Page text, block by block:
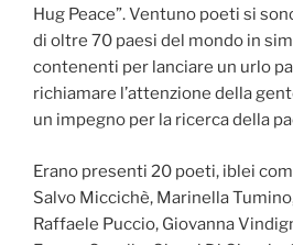
Hug Peace”. Ventuno poeti si
di oltre 70 paesi del mondo in
contenenti per lanciare un urlo
richiamare l’attenzione della
un impegno per la ricerca della
Erano presenti 20 poeti, iblei
Salvo Miccichè, Marinella
Raffaele Puccio, Giovanna